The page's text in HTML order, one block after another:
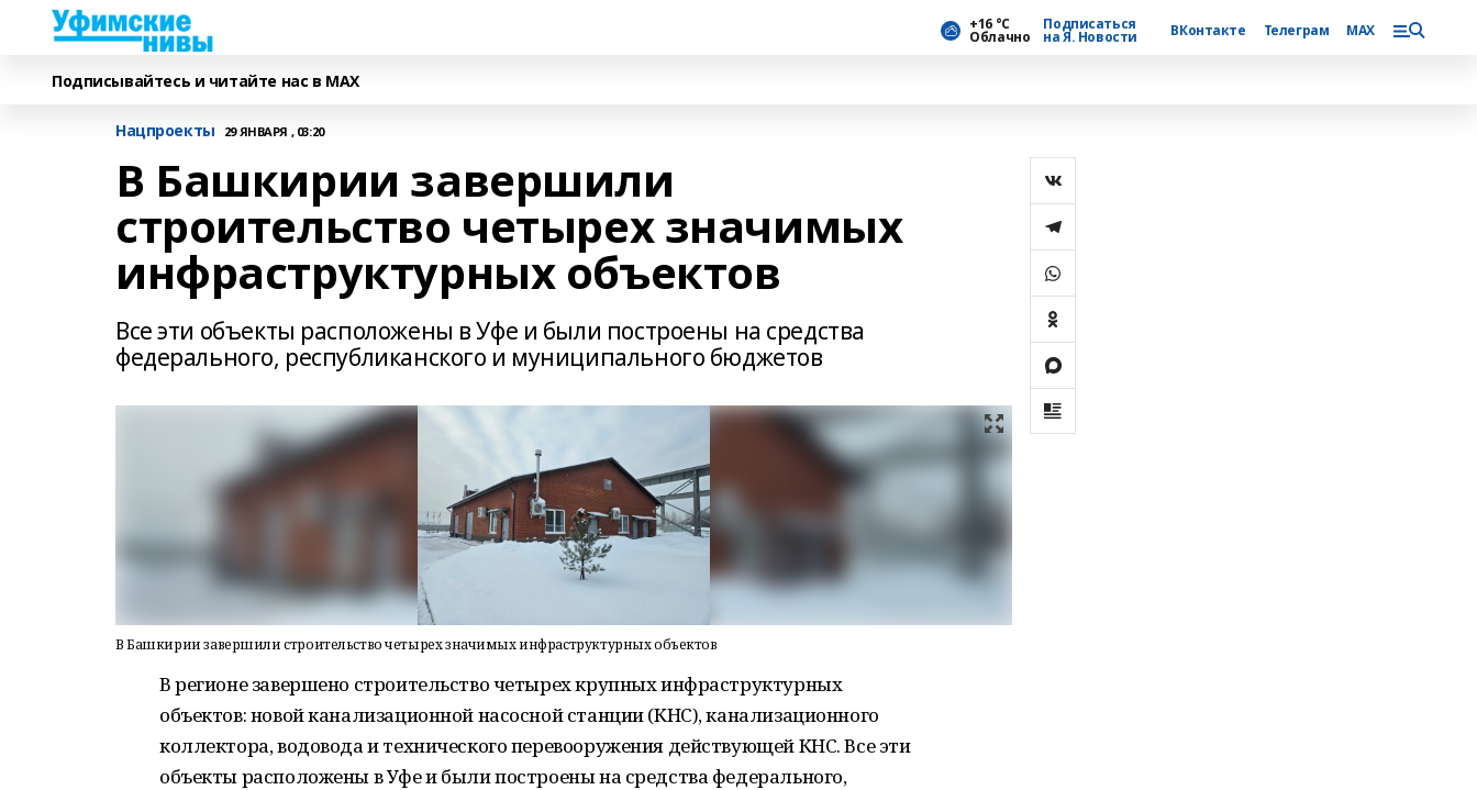
+16 °С
Облачно
Подписаться
на Я. Новости ВКонтакте Телеграм MAX
Подписывайтесь и читайте нас в MAX
Нацпроекты 29 ЯНВАРЯ , 03:20
В Башкирии завершили
строительство четырех значимых
инфраструктурных объектов
Все эти объекты расположены в Уфе и были построены на средства
федерального, республиканского и муниципального бюджетов
В Башкирии завершили строительство четырех значимых инфраструктурных объектов
В регионе завершено строительство четырех крупных инфраструктурных
объектов: новой канализационной насосной станции (КНС), канализационного
коллектора, водовода и технического перевооружения действующей КНС. Все эти
объекты расположены в Уфе и были построены на средства федерального,